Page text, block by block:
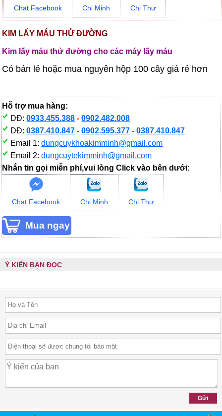
Chat Facebook Chị Minh Chị Thư
KIM LẤY MÁU THỬ ĐƯỜNG
Kim lấy máu thử đường cho các máy lấy máu
Có bán lẻ hoặc mua nguyên hộp 100 cây giá rẻ hơn
Hỗ trợ mua hàng:
DĐ:0933.455.388 -0902.482.008
DĐ:0387.410.847 -0902.595.377 -0387.410.847
Email 1:dungcuykhoakimminh@gmail.com
Email 2:dungcuytekimminh@gmail.com
Nhắn tin gọi miễn phí,vui lòng Click vào bên dưới:
Chat Facebook Chị Minh Chị Thư
Ý KIẾN BẠN ĐỌC